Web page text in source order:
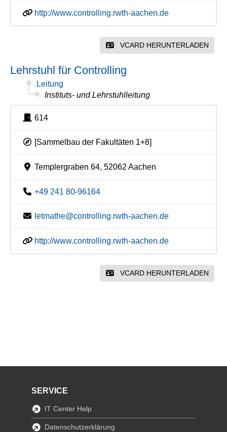
http://www.controlling.rwth-aachen.de
VCARD HERUNTERLADEN
Lehrstuhl für Controlling
Leitung
Instituts- und Lehrstuhlleitung
614
[Sammelbau der Fakultäten 1+8]
Templergraben 64, 52062 Aachen
+49 241 80-96164
letmathe@controlling.rwth-aachen.de
http://www.controlling.rwth-aachen.de
VCARD HERUNTERLADEN
SERVICE
IT Center Help
Datenschutzerklärung